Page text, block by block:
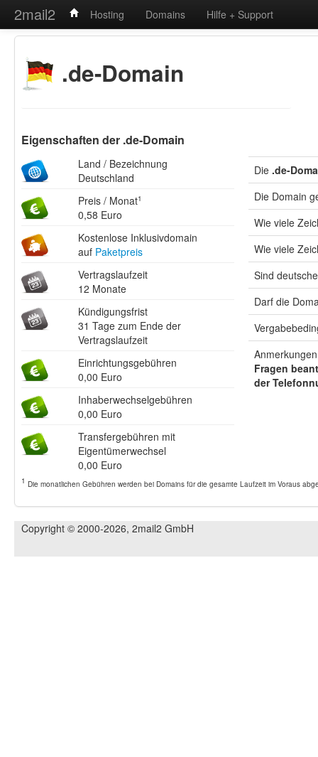
2mail2 Hosting Domains Hilfe + Support
.de-Domain
Eigenschaften der .de-Domain
Land / Bezeichnung
Deutschland
Preis / Monat1
0,58 Euro
Kostenlose Inklusivdomain
auf Paketpreis
Vertragslaufzeit
12 Monate
Kündigungsfrist
31 Tage zum Ende der
Vertragslaufzeit
Einrichtungsgebühren
0,00 Euro
Inhaberwechselgebühren
0,00 Euro
Transfergebühren mit
Eigentümerwechsel
0,00 Euro
Die .de-
Die Domain
Wie viele
Wie viele
Sind
Darf die
Fragen
der
1 Die monatlichen Gebühren werden bei Domains für die gesamte Laufzeit im Voraus
Copyright © 2000-2026, 2mail2 GmbH